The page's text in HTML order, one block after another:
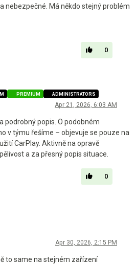
nebezpečné. Má někdo stejný problém
0
PREMIUM ADMINISTRATORS
Apr 21, 2026, 6:03 AM
podrobný popis. O podobném
v týmu řešíme – objevuje se pouze na
CarPlay. Aktivně na opravě
a za přesný popis situace.
0
Apr 30, 2026, 2:15 PM
to same na stejném zařízení